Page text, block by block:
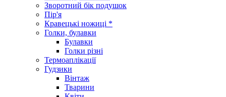
Зворотний бік подушок
Пір'я
Кравецькі ножиці *
Голки, булавки
Булавки
Голки різні
Термоаплікації
Гудзики
Вінтаж
Тварини